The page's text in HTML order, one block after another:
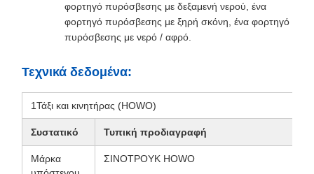
φορτηγό πυρόσβεσης με δεξαμενή νερού, ένα
φορτηγό πυρόσβεσης με ξηρή σκόνη, ένα φορτηγό
πυρόσβεσης με νερό / αφρό.
Τεχνικά δεδομένα:
1Τάξι και κινητήρας (HOWO)
Συστατικό Τυπική προδιαγραφή
Μάρκα
ΣΙΝΟΤΡΟΥΚ HOWO